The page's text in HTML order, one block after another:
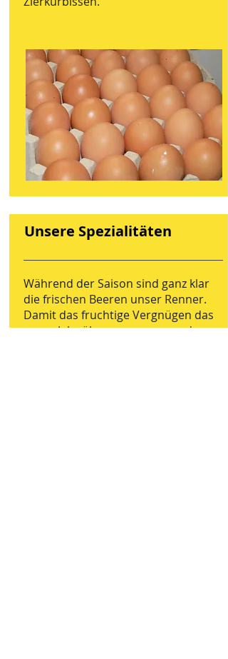
Unsere Spezialitäten
Während der Saison sind ganz klar
die frischen Beeren unser Renner.
Damit das fruchtige Vergnügen das
ganze Jahr über genossen werden